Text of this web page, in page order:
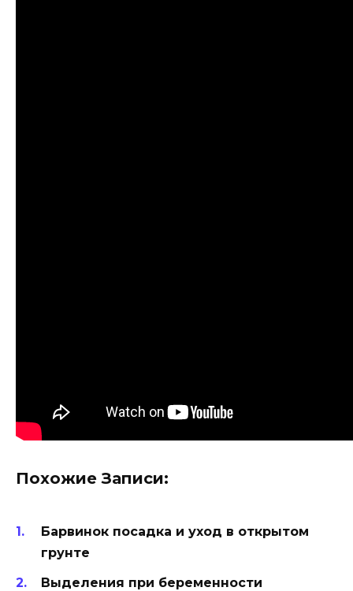
Похожие Записи:
Барвинок посадка и уход в открытом
грунте
Выделения при беременности